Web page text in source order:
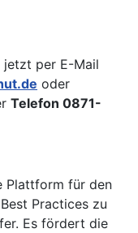
jetzt per E-Mail
oder
Telefon 0871-
Plattform für den
Practices zu
Es fördert die